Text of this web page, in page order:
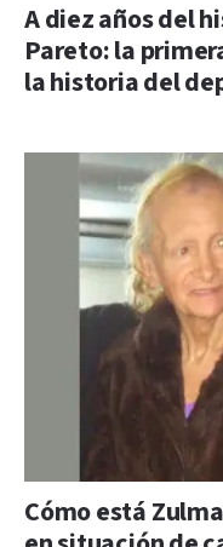
A diez años del
Pareto: la
la historia del
Cómo está